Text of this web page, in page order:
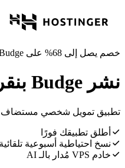
خصم يصل إلى 68% على Budge
نشر Budge بنقرة واحدة.
تطبيق تمويل شخصي مستضاف ذاتيًا
أطلق تطبيقك فورًا
نسخ احتياطية أسبوعية
خادم VPS مُدار بالـ AI